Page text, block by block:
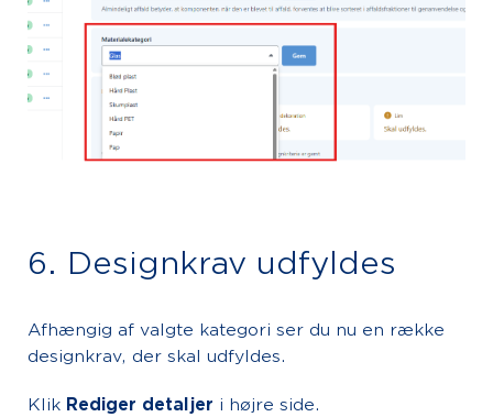
6. Designkrav udfyldes
Afhængig af valgte kategori ser du nu en række
designkrav, der skal udfyldes.
Klik Rediger detaljer i højre side.